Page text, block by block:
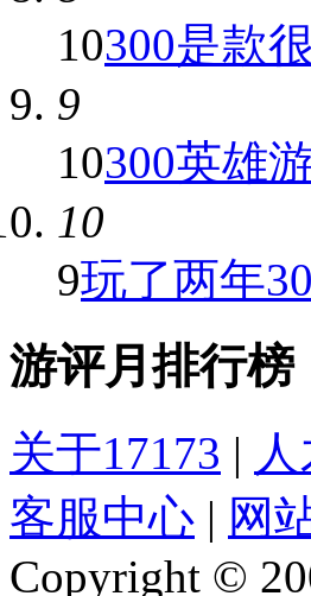
10300是款
9
10300英雄
10
9玩了两年
游评月排行榜
关于17173 |
客服中心 | 网
Copyright ©